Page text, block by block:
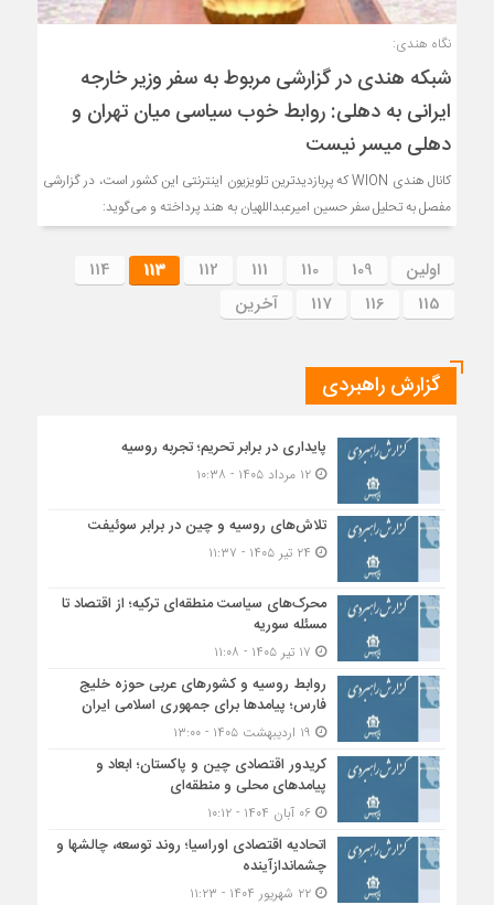
نگاه هندی:
شبکه هندی در گزارشی مربوط به سفر وزیر خارجه
ایرانی به دهلی: روابط خوب سیاسی میان تهران و
دهلی میسر نیست
کانال هندی WION که پربازدیدترین تلویزیون اینترنتی این کشور است، در گزارشی
مفصل به تحلیل سفر حسین امیرعبداللهیان به هند پرداخته و می‌گوید:
اولین 109
110
111
112
113
114
115
116
117 آخرین
گزارش راهبردی
پایداری در برابر تحریم؛ تجربه روسیه
۱۲ مرداد ۱۴۰۵ - ۱۰:۳۸
تلاش‌های روسیه و چین در برابر سوئیفت
محرک‌های سیاست منطقه‌‎ای ترکیه؛ از اقتصاد تا
مسئله سوریه
روابط روسیه و کشورهای عربی حوزه خلیج
فارس؛ پیامدها برای جمهوری اسلامی ایران
کریدور اقتصادی چین و پاکستان؛ ابعاد و
پیامدهای محلی و منطقه‌ای
۰۶ آبان ۱۴۰۴ - ۱۰:۱۲
اتحادیه اقتصادی اوراسیا؛ روند توسعه، چالشها و
چشماندازآینده
۲۲ شهریور ۱۴۰۴ - ۱۱:۲۳